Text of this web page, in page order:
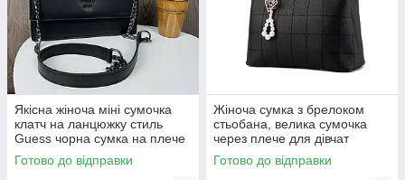
Якісна жіноча міні сумочка
клатч на ланцюжку стиль
Guess чорна сумка на плече
Готово до відправки
Жіноча сумка з брелоком
стьобана, велика сумочка
через плече для дівчат
Готово до відправки